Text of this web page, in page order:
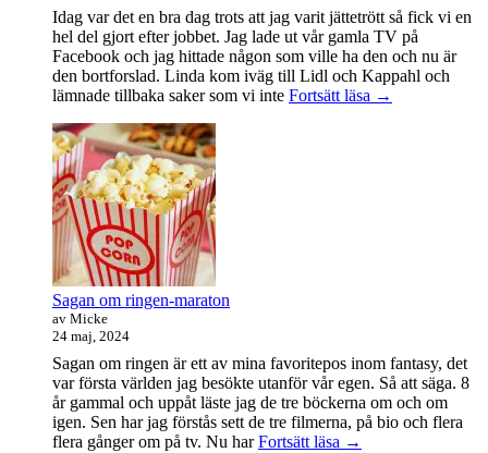
Idag var det en bra dag trots att jag varit jättetrött så fick vi en
hel del gjort efter jobbet. Jag lade ut vår gamla TV på
Facebook och jag hittade någon som ville ha den och nu är
den bortforslad. Linda kom iväg till Lidl och Kappahl och
lämnade tillbaka saker som vi inte Fortsätt läsa Idag
→
Sagan om ringen-maraton
av Micke
24 maj, 2024
Sagan om ringen är ett av mina favoritepos inom fantasy, det
var första världen jag besökte utanför vår egen. Så att säga. 8
år gammal och uppåt läste jag de tre böckerna om och om
igen. Sen har jag förstås sett de tre filmerna, på bio och flera
flera gånger om på tv. Nu harFortsätt läsa Sagan
→